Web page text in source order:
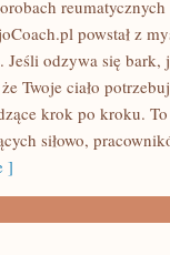
powstał z
Jeśli odzywa się
Twoje ciało
krok po kroku.
siłowo,
]